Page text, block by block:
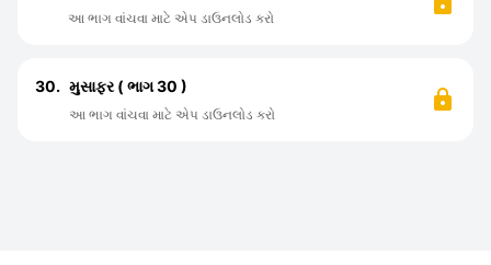
આ ભાગ વાંચવા માટે એપ ડાઉનલોડ કરો
30. મુસાફર ( ભાગ 30 )
આ ભાગ વાંચવા માટે એપ ડાઉનલોડ કરો